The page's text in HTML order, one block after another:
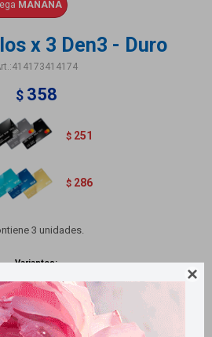

MAÑANA
x 3 Den3 - Duro
414173414174
$ 358
$ 251
$ 286
3 unidades.
Variantes: